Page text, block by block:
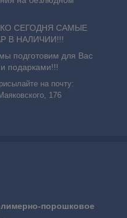
СЕГОДНЯ САМЫЕ
В НАЛИЧИИ!!!
подготовим для Вас
подарками!!!
на почту:
176
порошковое